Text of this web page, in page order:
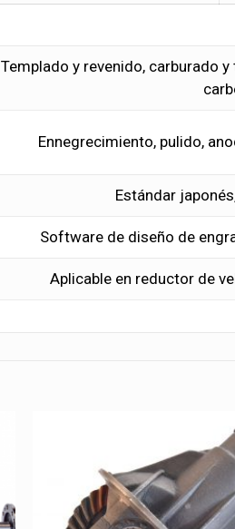
Templado y revenido, carburado
Ennegrecimiento, pulido,
Estándar
Software de diseño de
Aplicable en reductor de